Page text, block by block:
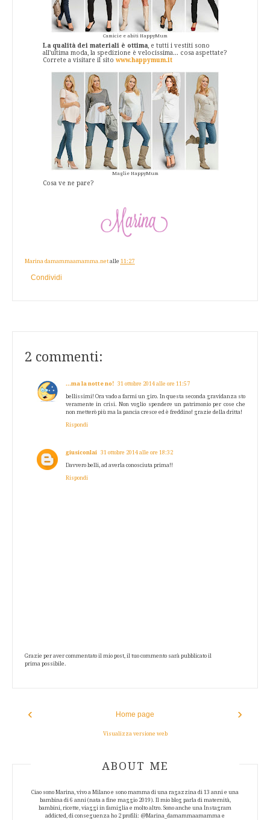
Camicie e abiti HappyMum
La qualità dei materiali è ottima, e tutti i vestiti sono
all'ultima moda, la spedizione è velocissima... cosa aspettate?
Correte a visitare il sito www.happymum.it
Maglie HappyMum
Cosa ve ne pare?
Marina damammaamamma.net alle 11:27
Condividi
2 commenti:
...ma la notte no! 31 ottobre 2014 alle ore 11:57
bellissimi! Ora vado a farmi un giro. In questa seconda gravidanza sto
veramente in crisi. Non voglio spendere un patrimonio per cose che
non metterò più ma la pancia cresce ed è freddino! grazie della dritta!
Rispondi
giusiconlai 31 ottobre 2014 alle ore 18:32
Davvero belli, ad averla conosciuta prima!!
Rispondi
Grazie per aver commentato il mio post, il tuo commento sarà pubblicato il
prima possibile.
‹ ›
Home page
Visualizza versione web
ABOUT AUTHOR
ABOUT ME
Ciao sono Marina, vivo a Milano e sono mamma di una ragazzina di 13 anni e una
bambina di 6 anni (nata a fine maggio 2019). Il mio blog parla di maternità,
bambini, ricette, viaggi in famiglia e molto altro. Sono anche una Instagram
addicted, di conseguenza ho 2 profili: @Marina_damammaamamma e